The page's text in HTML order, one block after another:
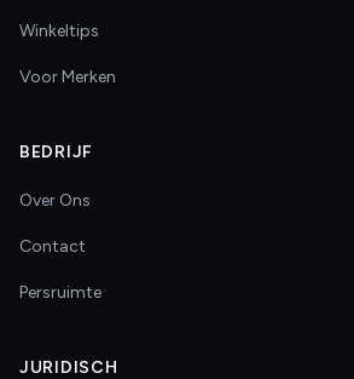
Winkeltips
Voor Merken
BEDRIJF
Over Ons
Contact
Persruimte
JURIDISCH